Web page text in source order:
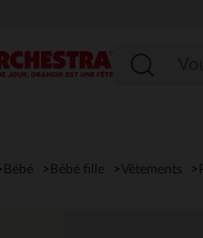
Bébé Bébé fille Vêtements